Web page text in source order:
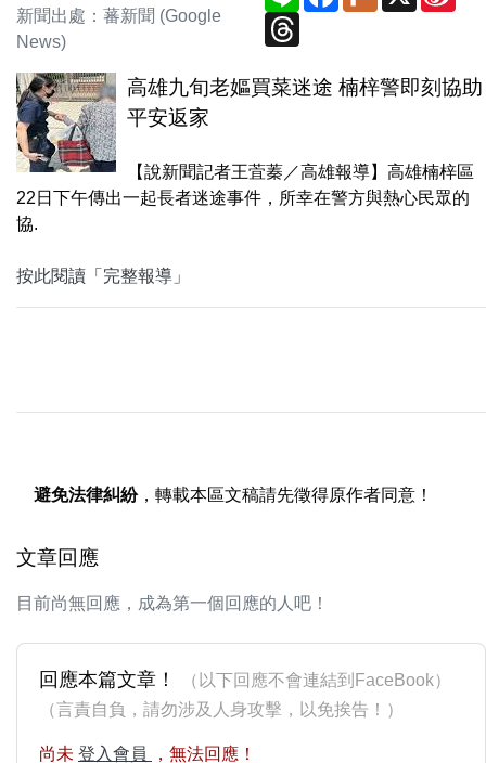
新聞出處：蕃新聞 (Google
News)
高雄九旬老嫗買菜迷途 楠梓警即刻協助
平安返家
【說新聞記者王萓蓁／高雄報導】高雄楠梓區
22日下午傳出一起長者迷途事件，所幸在警方與熱心民眾的
協.
按此閱讀「完整報導」
避免法律糾紛，轉載本區文稿請先徵得原作者同意！
文章回應
目前尚無回應，成為第一個回應的人吧！
回應本篇文章！
（以下回應不會連結到FaceBook）
（言責自負，請勿涉及人身攻擊，以免挨告！）
尚未 登入會員 ，無法回應！